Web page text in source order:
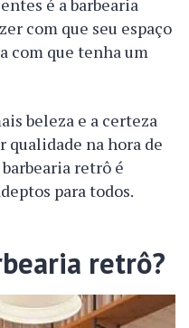
é a barbearia
com que seu espaço
com que tenha um
beleza e a certeza
qualidade na hora de
retrô é
para todos.
retrô?